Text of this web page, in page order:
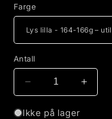
Farge
Antall
antallet
for
Øk
antallet
Ikke på lager